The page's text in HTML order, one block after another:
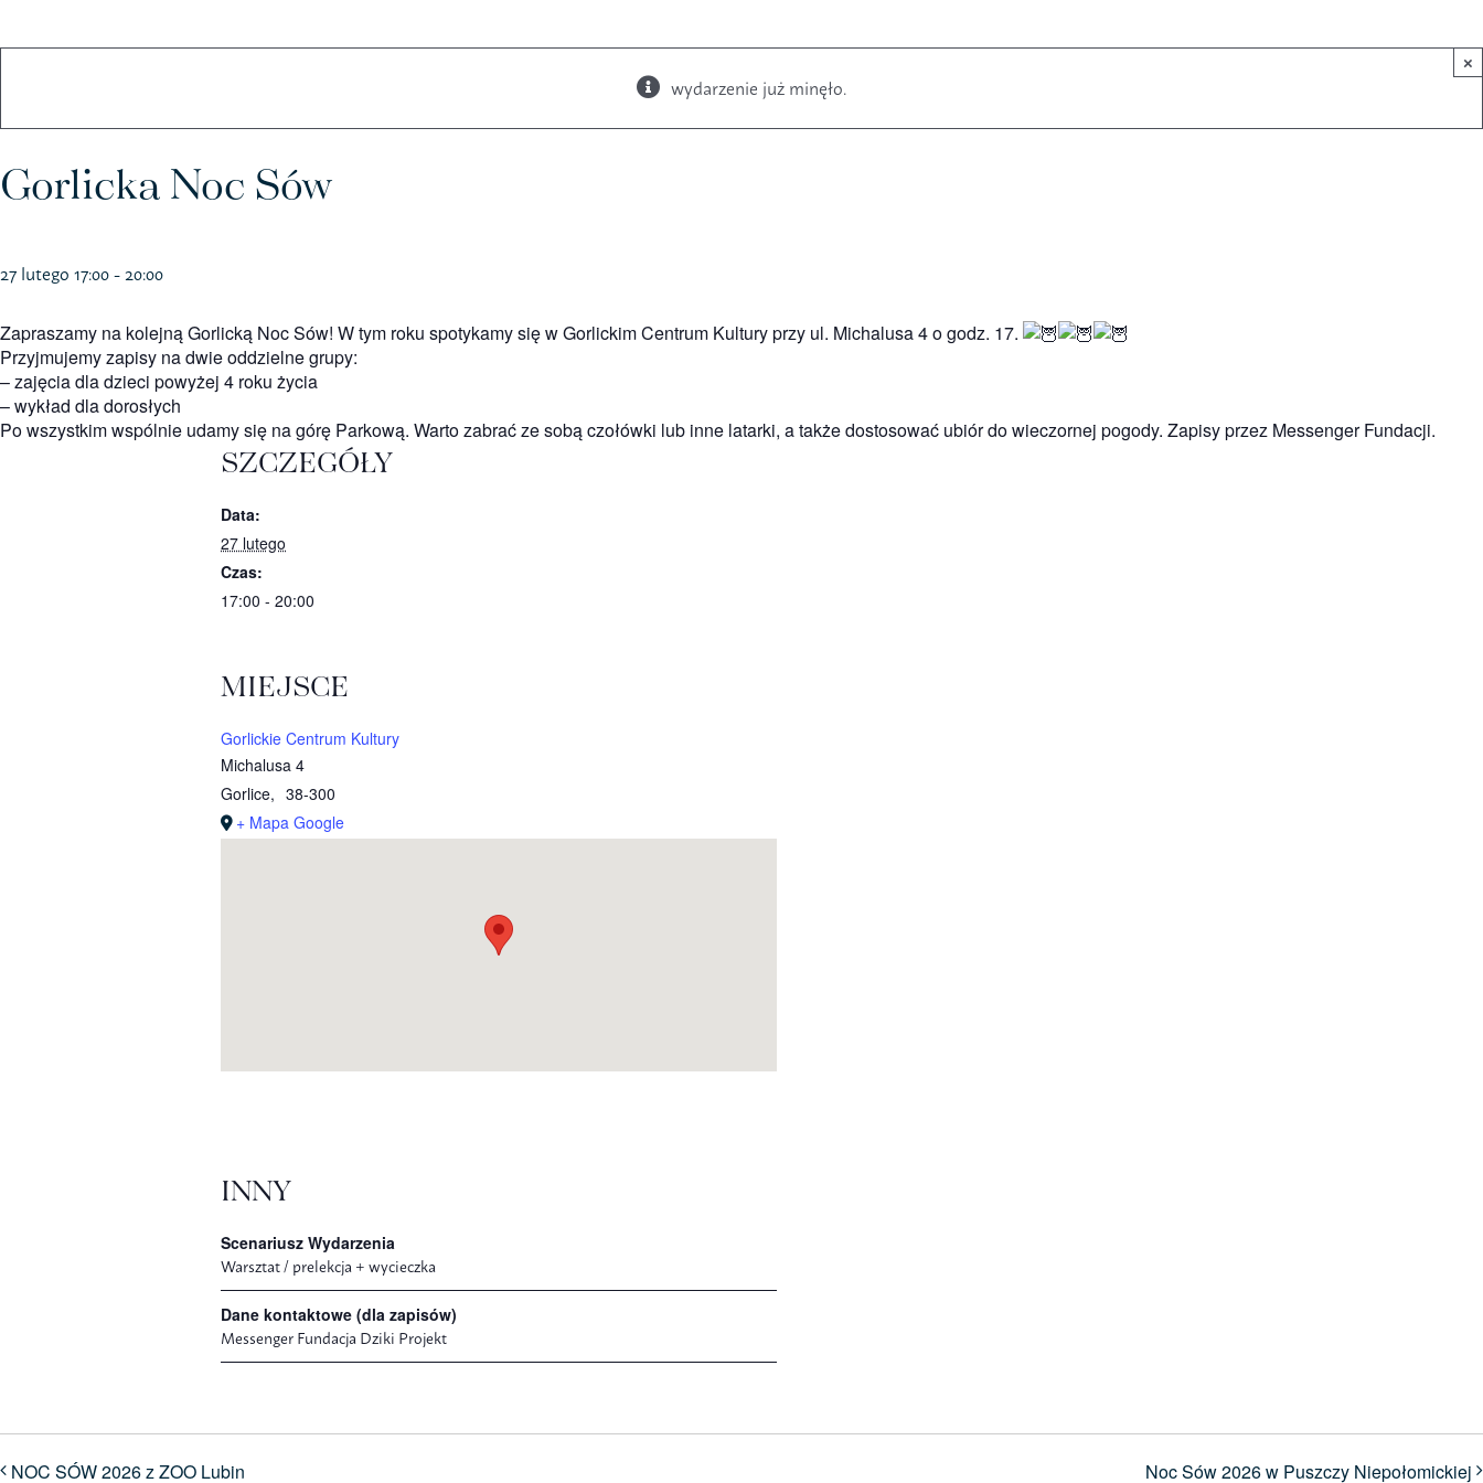
Koszulki Kubki Książki Budki i karmniki
×
wydarzenie już minęło.
Gorlicka Noc Sów
27 lutego 17:00 - 20:00
Zapraszamy na kolejną Gorlicką Noc Sów! W tym roku spotykamy się w Gorlickim Centrum Kultury przy ul. Michalusa 4 o godz. 17.
Przyjmujemy zapisy na dwie oddzielne grupy:
– zajęcia dla dzieci powyżej 4 roku życia
– wykład dla dorosłych
Po wszystkim wspólnie udamy się na górę Parkową. Warto zabrać ze sobą czołówki lub inne latarki, a także dostosować ubiór do wieczornej pogody. Zapisy przez Messenger Fundacji.
SZCZEGÓŁY
Data:
27 lutego
Czas:
17:00 - 20:00
MIEJSCE
Gorlickie Centrum Kultury
Michalusa 4
Gorlice, 38-300
+ Mapa Google
INNY
Scenariusz Wydarzenia
Warsztat / prelekcja + wycieczka
Dane kontaktowe (dla zapisów)
Messenger Fundacja Dziki Projekt
NOC SÓW 2026 z ZOO Lubin Noc Sów 2026 w Puszczy Niepołomickiej